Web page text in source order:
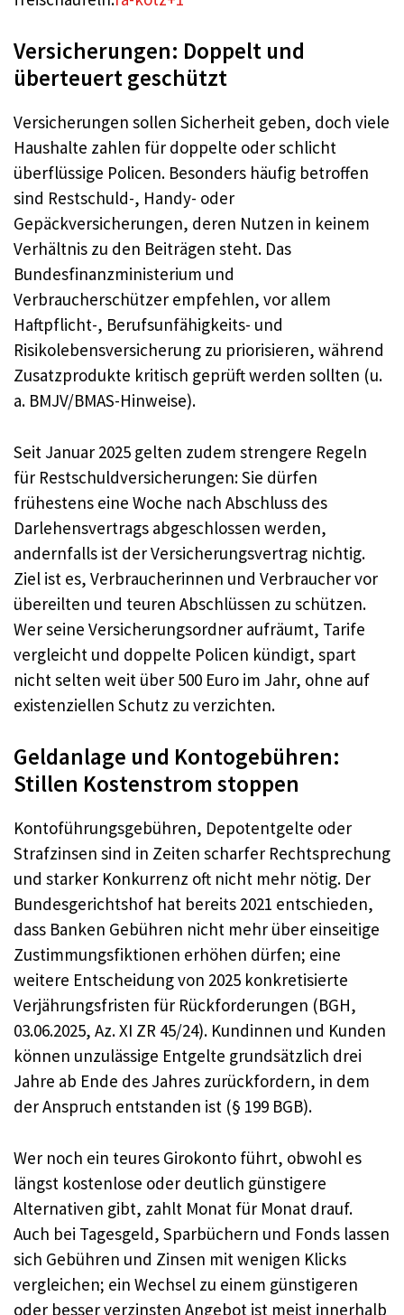
Versicherungen: Doppelt und
überteuert geschützt
Versicherungen sollen Sicherheit geben, doch viele
Haushalte zahlen für doppelte oder schlicht
überflüssige Policen. Besonders häufig betroffen
sind Restschuld-, Handy- oder
Gepäckversicherungen, deren Nutzen in keinem
Verhältnis zu den Beiträgen steht. Das
Bundesfinanzministerium und
Verbraucherschützer empfehlen, vor allem
Haftpflicht-, Berufsunfähigkeits- und
Risikolebensversicherung zu priorisieren, während
Zusatzprodukte kritisch geprüft werden sollten (u.
a. BMJV/BMAS-Hinweise).
Seit Januar 2025 gelten zudem strengere Regeln
für Restschuldversicherungen: Sie dürfen
frühestens eine Woche nach Abschluss des
Darlehensvertrags abgeschlossen werden,
andernfalls ist der Versicherungsvertrag nichtig.
Ziel ist es, Verbraucherinnen und Verbraucher vor
übereilten und teuren Abschlüssen zu schützen.
Wer seine Versicherungsordner aufräumt, Tarife
vergleicht und doppelte Policen kündigt, spart
nicht selten weit über 500 Euro im Jahr, ohne auf
existenziellen Schutz zu verzichten.
Geldanlage und Kontogebühren:
Stillen Kostenstrom stoppen
Kontoführungsgebühren, Depotentgelte oder
Strafzinsen sind in Zeiten scharfer Rechtsprechung
und starker Konkurrenz oft nicht mehr nötig. Der
Bundesgerichtshof hat bereits 2021 entschieden,
dass Banken Gebühren nicht mehr über einseitige
Zustimmungsfiktionen erhöhen dürfen; eine
weitere Entscheidung von 2025 konkretisierte
Verjährungsfristen für Rückforderungen (BGH,
03.06.2025, Az. XI ZR 45/24). Kundinnen und Kunden
können unzulässige Entgelte grundsätzlich drei
Jahre ab Ende des Jahres zurückfordern, in dem
der Anspruch entstanden ist (§ 199 BGB).
Wer noch ein teures Girokonto führt, obwohl es
längst kostenlose oder deutlich günstigere
Alternativen gibt, zahlt Monat für Monat drauf.
Auch bei Tagesgeld, Sparbüchern und Fonds lassen
sich Gebühren und Zinsen mit wenigen Klicks
vergleichen; ein Wechsel zu einem günstigeren
oder besser verzinsten Angebot ist meist innerhalb